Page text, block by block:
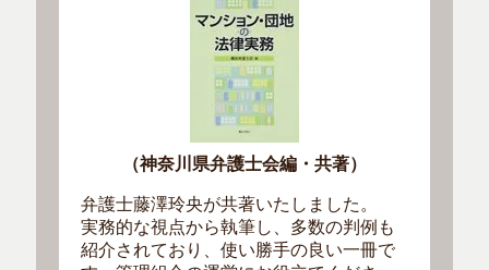
（神奈川県弁護士会編・共著）
弁護士藤澤玲央が共著いたしました。
実務的な視点から執筆し、多数の判例も
紹介されており、使い勝手の良い一冊で